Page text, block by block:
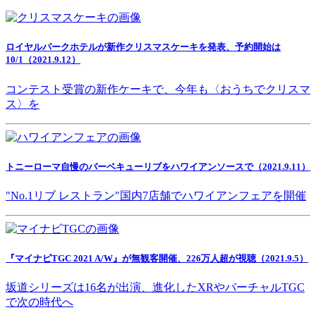
ロイヤルパークホテルが新作クリスマスケーキを発表、予約開始は
10/1（2021.9.12）
コンテスト受賞の新作ケーキで、今年も〈おうちでクリスマ
ス〉を
トニーローマ自慢のバーベキューリブをハワイアンソースで（2021.9.11）
"No.1リブ レストラン"国内7店舗でハワイアンフェアを開催
『マイナビTGC 2021 A/W』が無観客開催、226万人超が視聴（2021.9.5）
坂道シリーズは16名が出演、進化したXRやバーチャルTGC
で次の時代へ